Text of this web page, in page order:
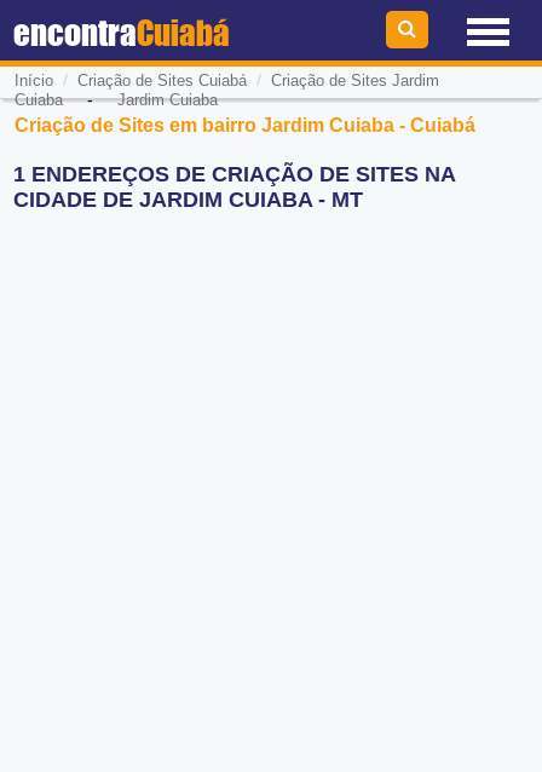
encontraCuiabá
Início / Criação de Sites Cuiabá/ Criação de Sites Jardim
Cuiaba-Jardim Cuiaba
Criação de Sites em bairro Jardim Cuiaba - Cuiabá
1 ENDEREÇOS DE CRIAÇÃO DE SITES NA
CIDADE DE JARDIM CUIABA - MT